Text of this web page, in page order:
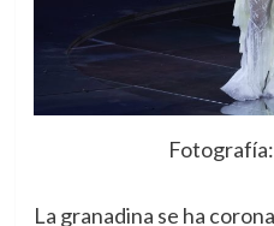
La granadina se ha